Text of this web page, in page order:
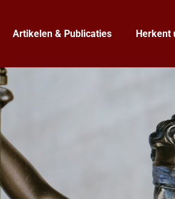
Artikelen & Publicaties Herkent